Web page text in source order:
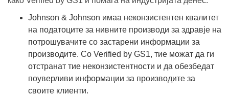
Johnson & Johnson имаа неконзистентен квалитет
на податоците за нивните производи за здравје на
потрошувачите со застарени информации за
производите. Со Verified by GS1, тие можат да ги
отстранат тие неконзистентности и да обезбедат
поуверливи информации за производите за
своите клиенти.